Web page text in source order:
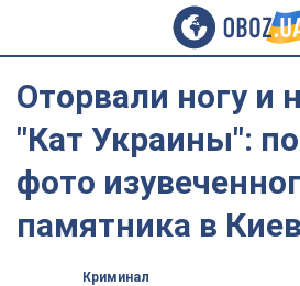
Оторвали ногу и
"Кат Украины":
фото
памятника в
Криминал